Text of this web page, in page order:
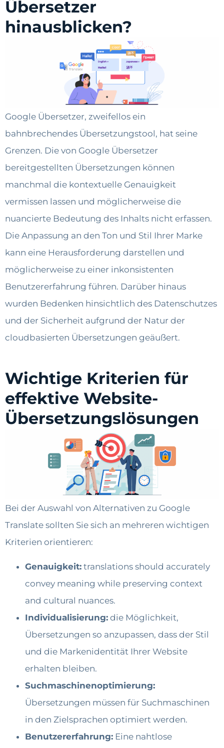
Übersetzer
hinausblicken?
Google Übersetzer, zweifellos ein
bahnbrechendes Übersetzungstool, hat seine
Grenzen. Die von Google Übersetzer
bereitgestellten Übersetzungen können
manchmal die kontextuelle Genauigkeit
vermissen lassen und möglicherweise die
nuancierte Bedeutung des Inhalts nicht erfassen.
Die Anpassung an den Ton und Stil Ihrer Marke
kann eine Herausforderung darstellen und
möglicherweise zu einer inkonsistenten
Benutzererfahrung führen. Darüber hinaus
wurden Bedenken hinsichtlich des Datenschutzes
und der Sicherheit aufgrund der Natur der
cloudbasierten Übersetzungen geäußert.
Wichtige Kriterien für
effektive Website-
Übersetzungslösungen
Bei der Auswahl von Alternativen zu Google
Translate sollten Sie sich an mehreren wichtigen
Kriterien orientieren:
Genauigkeit: translations should accurately
convey meaning while preserving context
and cultural nuances.
Individualisierung: die Möglichkeit,
Übersetzungen so anzupassen, dass der Stil
und die Markenidentität Ihrer Website
erhalten bleiben.
Suchmaschinenoptimierung:
Übersetzungen müssen für Suchmaschinen
in den Zielsprachen optimiert werden.
Benutzererfahrung: Eine nahtlose